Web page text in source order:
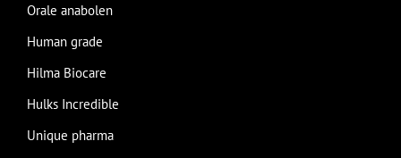
Orale anabolen
Human grade
Hilma Biocare
Hulks Incredible
Unique pharma